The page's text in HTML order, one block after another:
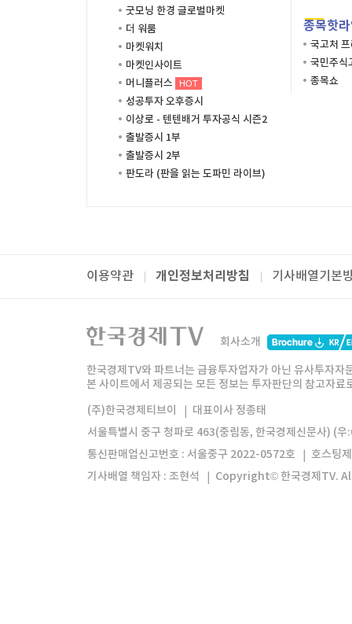
굿모닝 한경 글로벌마켓
더 워룸
마켓워치
마켓인사이트
머니플러스
HOT
성공투자 오후증시
이상로 - 텐텐배거 투자공식 시즌2
출발증시 1부
출발증시 2부
판도라 (판을 읽는 도파민 라이브)
종목핫
국고처
국민주식
종목쇼
이용약관 개인정보처리방침 기사배열기본
패밀리사이트
한국경제TV
한경미디어그룹 한국경제신문 한국경제
모바일앱 한국경제TV앱
회사소개
한국경제TV와 파트너는 금융투자업자가 아닌 유사투자
본 사이트에서 제공되는 모든 정보는 투자판단의 참고자
(주)한국경제티브이
대표이사 정종태
서울특별시 중구 청파로 463(중림동, 한국경제신문사) (
통신판매업신고번호 : 서울중구 2022-0572호
호스팅
기사배열 책임자 : 조현석
Copyright© 한국경제TV.